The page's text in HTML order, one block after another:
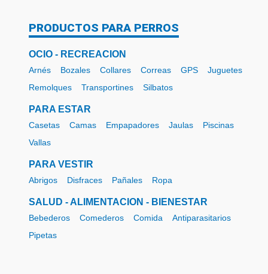
PRODUCTOS PARA PERROS
OCIO - RECREACION
Arnés Bozales Collares Correas GPS
Juguetes
Remolques
Transportines Silbatos
PARA ESTAR
Casetas Camas Empapadores Jaulas
Piscinas
Vallas
PARA VESTIR
Abrigos Disfraces Pañales Ropa
SALUD - ALIMENTACION - BIENESTAR
Bebederos Comederos Comida
Antiparasitarios
Pipetas